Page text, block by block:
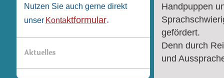
Handpuppen
gefördert.
Denn durch
und
Nutzen Sie auch gerne direkt
unser Kontaktformular.
Aktuelles